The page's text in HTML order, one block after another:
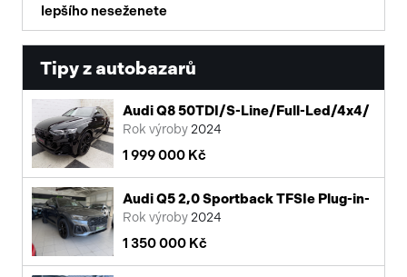
lepšího neseženete
Tipy z autobazarů
Audi Q8 50TDI/S-Line/Full-Led/4x4/
Rok výroby 2024
1 999 000 Kč
Audi Q5 2,0 Sportback TFSIe Plug-in-
Rok výroby 2024
1 350 000 Kč